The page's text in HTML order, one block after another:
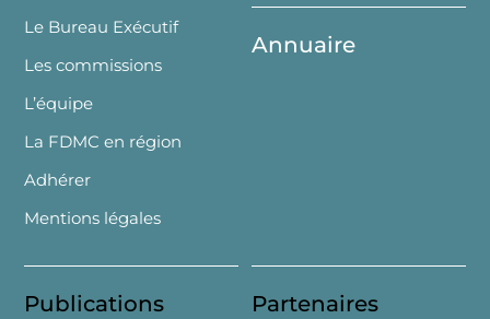
Le Bureau Exécutif
Les commissions
L’équipe
La FDMC en région
Adhérer
Mentions légales
Annuaire
Publications Partenaires